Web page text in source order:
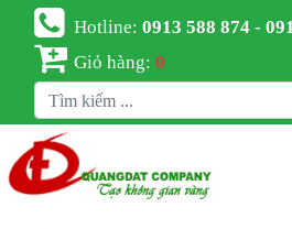
Hotline:0913 588 874 -
Giỏ hàng:0